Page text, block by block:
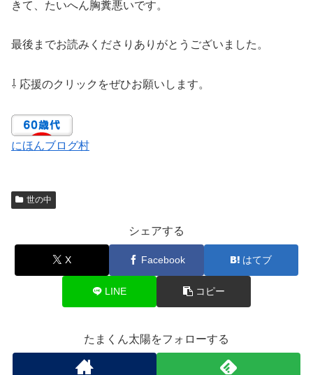
きて、たいへん胸糞悪いです。
最後までお読みくださりありがとうございました。
⇩ 応援のクリックをぜひお願いします。
にほんブログ村
世の中
シェアする
X Facebook はてブ
LINE コピー
たまくん太陽をフォローする